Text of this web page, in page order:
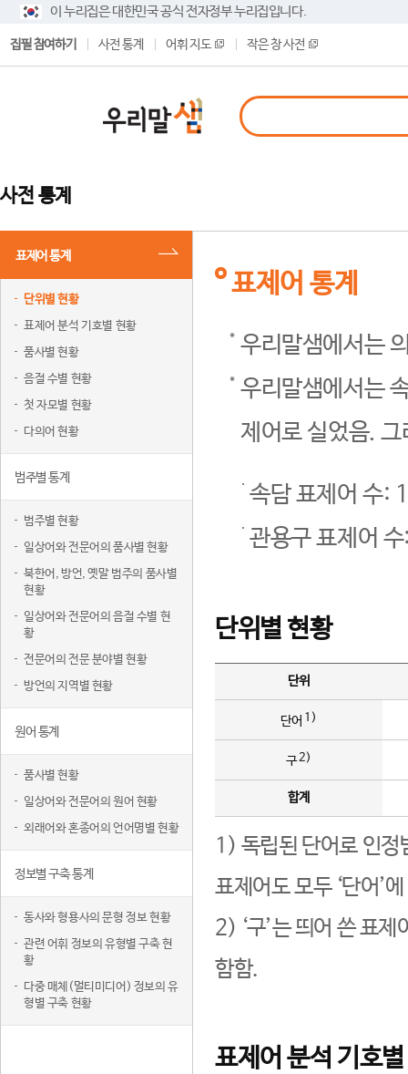
이 누리집은 대한민국 공식 전자정부 누리집입니다.
집필 참여하기 사전 통계 어휘 지도 작은 창 사전
사전 통계
표제어 통계
단위별 현황
표제어 분석 기호별 현황
품사별 현황
음절 수별 현황
첫 자모별 현황
다의어 현황
범주별 통계
범주별 현황
일상어와 전문어의 품사별 현황
북한어, 방언, 옛말 범주의 품사별
현황
일상어와 전문어의 음절 수별 현
황
전문어의 전문 분야별 현황
방언의 지역별 현황
원어 통계
품사별 현황
일상어와 전문어의 원어 현황
외래어와 혼종어의 언어명별 현황
정보별 구축 통계
동사와 형용사의 문형 정보 현황
관련 어휘 정보의 유형별 구축 현
황
다중 매체(멀티미디어) 정보의 유
형별 구축 현황
표제어 통계
우리말샘에서는
우리말샘에서는
제어로 실었음.
속담 표제어 수:
관용구 표제어
단위별 현황
단위
단어 1)
구2)
합계
1) 독립된 단어로 인정
표제어도 모두 ‘단어’
2) ‘구’는 띄어 쓴 표
함함.
표제어 분석 기호